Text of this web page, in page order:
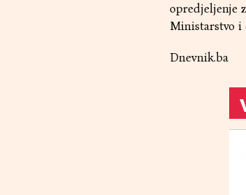
opredjeljenje
Ministarstvo i
Dnevnik.ba